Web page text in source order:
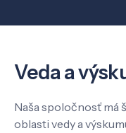
Veda a
Naša spoločnosť má
oblasti vedy a